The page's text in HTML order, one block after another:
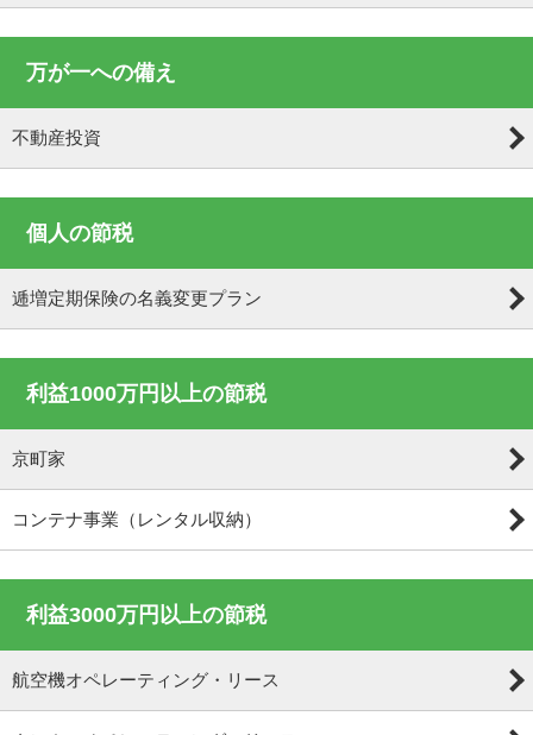
万が一への備え
不動産投資
個人の節税
逓増定期保険の名義変更プラン
利益1000万円以上の節税
京町家
コンテナ事業（レンタル収納）
利益3000万円以上の節税
航空機オペレーティング・リース